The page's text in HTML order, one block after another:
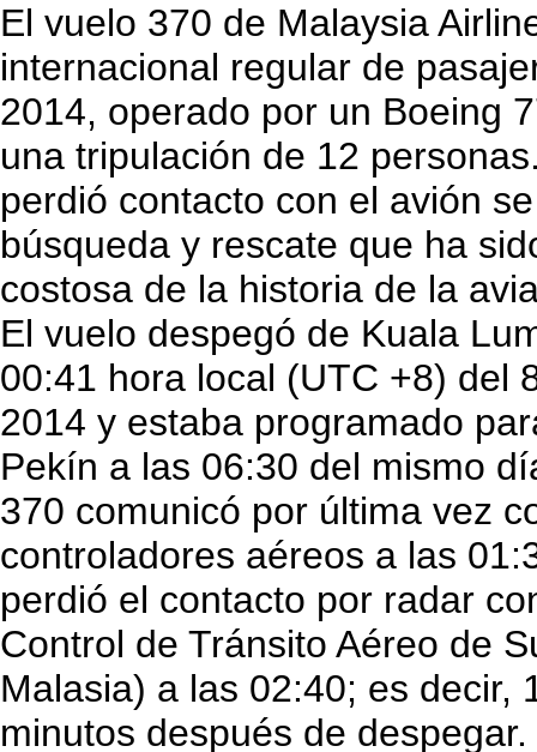
El vuelo 370 de Malaysia
internacional regular de
2014, operado por un Boeing
una tripulación de 12
perdió contacto con el avión
búsqueda y rescate que ha
costosa de la historia de la
El vuelo despegó de Kuala
00:41 hora local (UTC +8) del
2014 y estaba programado
Pekín a las 06:30 del mismo
370 comunicó por última vez
controladores aéreos a las
perdió el contacto por radar
Control de Tránsito Aéreo de
Malasia) a las 02:40; es decir,
minutos después de